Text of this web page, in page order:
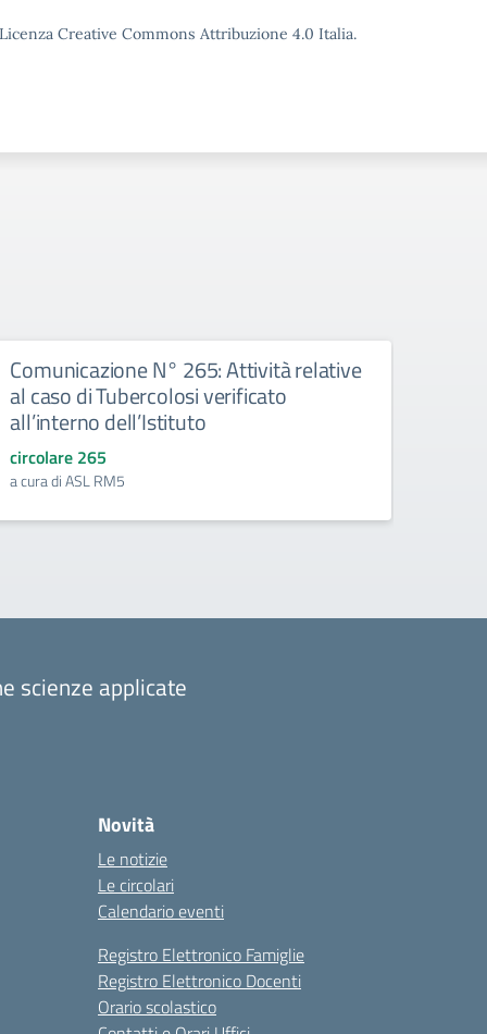
Creative Commons Attribuzione 4.0 Italia.
Comunicazione N° 265: Attività relative
al caso di Tubercolosi verificato
all’interno dell’Istituto
circolare 265
a cura di ASL RM5
scienze applicate
Novità
Le notizie
Le circolari
Calendario eventi
Registro Elettronico Famiglie
Registro Elettronico Docenti
Orario scolastico